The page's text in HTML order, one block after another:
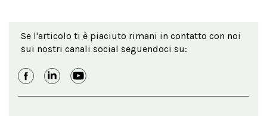
Se l'articolo ti è piaciuto rimani in contatto con noi
sui nostri canali social seguendoci su: